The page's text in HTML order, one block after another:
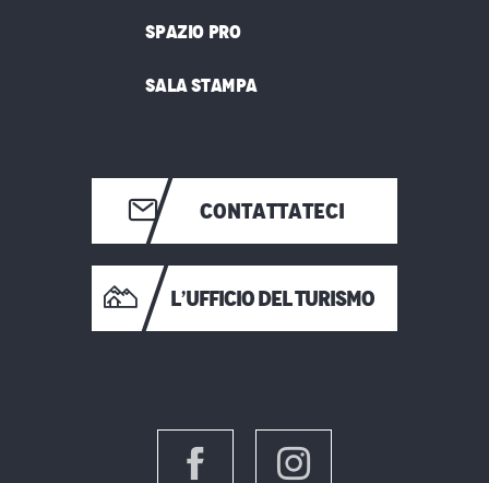
SPAZIO PRO
SALA STAMPA
CONTATTATECI
L’UFFICIO DEL TURISMO